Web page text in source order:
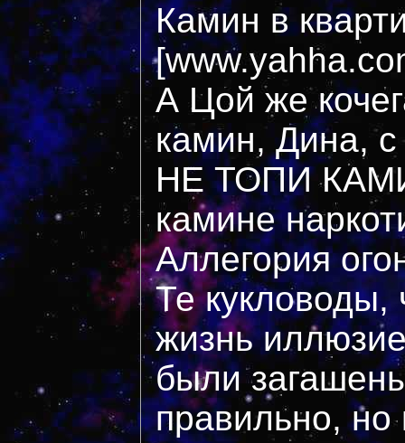
Камин в
А Цой же
камин, Дина,
НЕ ТОПИ
камине
Аллегория
Те кукловоды,
жизнь
были
правильно, но